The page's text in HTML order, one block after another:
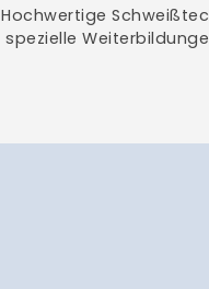
Hochwertige
spezielle